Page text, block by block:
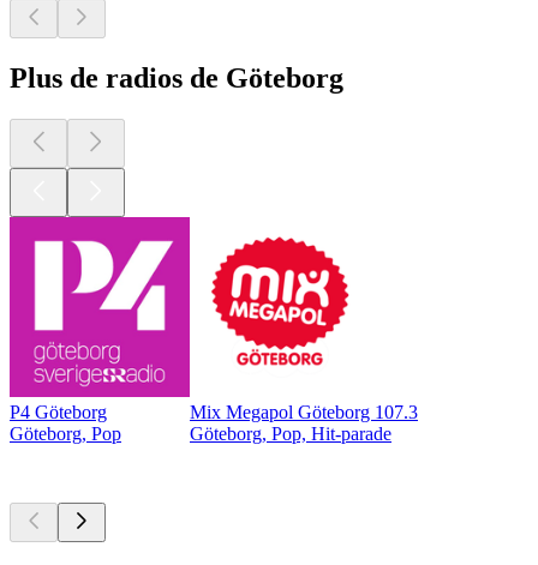
Plus de radios de Göteborg
P4 Göteborg
Göteborg, Pop
Mix Megapol Göteborg 107.3
Göteborg, Pop, Hit-parade